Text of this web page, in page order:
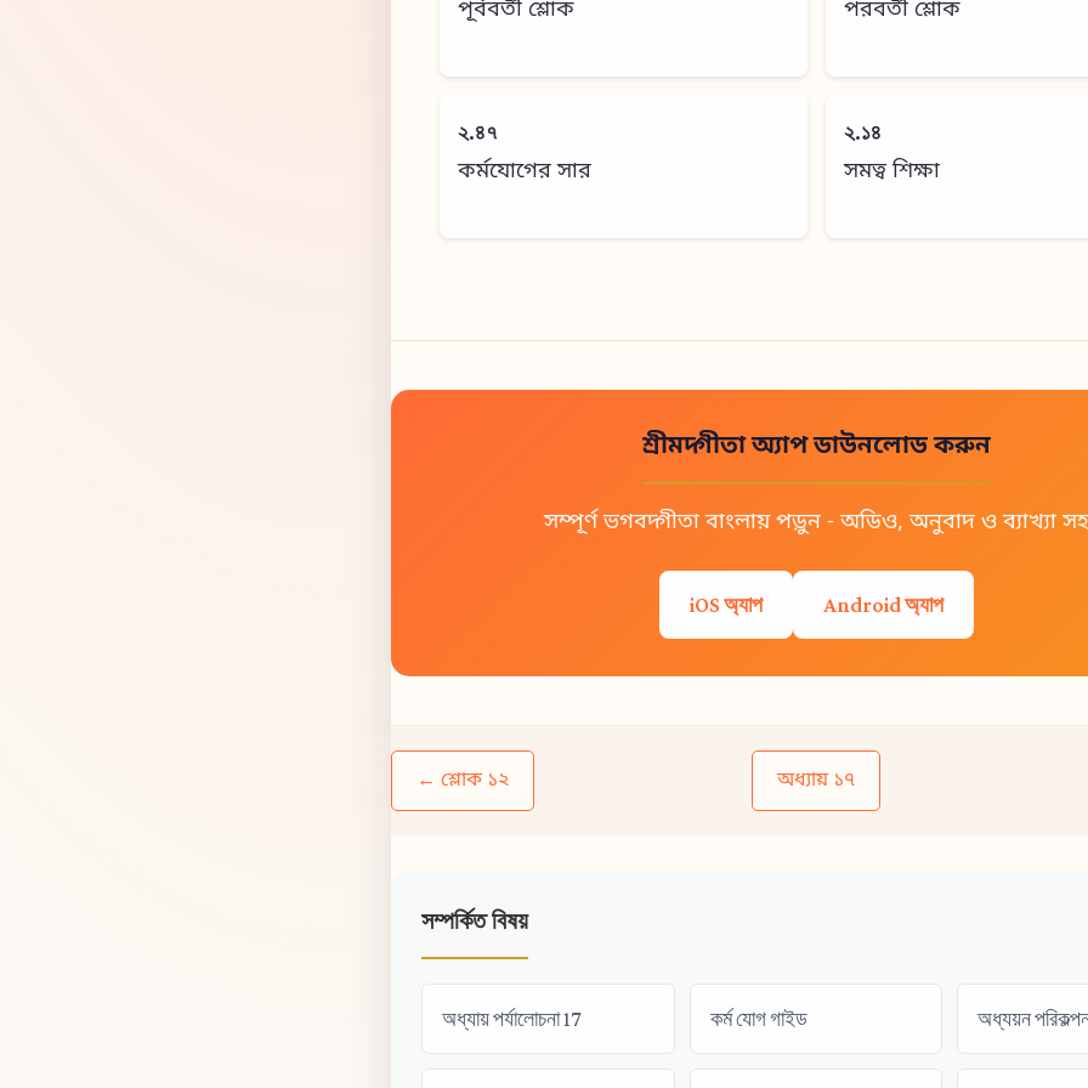
পূর্ববর্তী শ্লোক পরবর্তী শ্লোক
২.৪৭
কর্মযোগের সার
২.১৪
সমত্ব শিক্ষা
শ্রীমদ্গীতা অ্যাপ ডাউনলোড করুন
সম্পূর্ণ ভগবদ্গীতা বাংলায় পড়ুন - অডিও, অনুবাদ ও ব্যাখ্যা সহ
iOS অ্যাপ Android অ্যাপ
← শ্লোক ১২ অধ্যায় ১৭
সম্পর্কিত বিষয়
অধ্যায় পর্যালোচনা 17 কর্ম যোগ গাইড অধ্যয়ন